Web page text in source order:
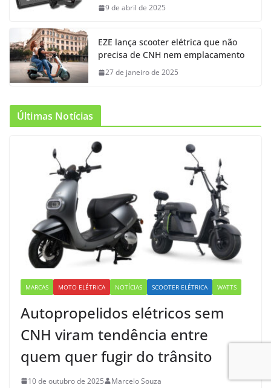
9 de abril de 2025
EZE lança scooter elétrica que não
precisa de CNH nem emplacamento
27 de janeiro de 2025
Últimas Notícias
MARCAS MOTO ELÉTRICA NOTÍCIAS SCOOTER ELÉTRICA WATTS
Autopropelidos elétricos sem
CNH viram tendência entre
quem quer fugir do trânsito
10 de outubro de 2025 Marcelo Souza